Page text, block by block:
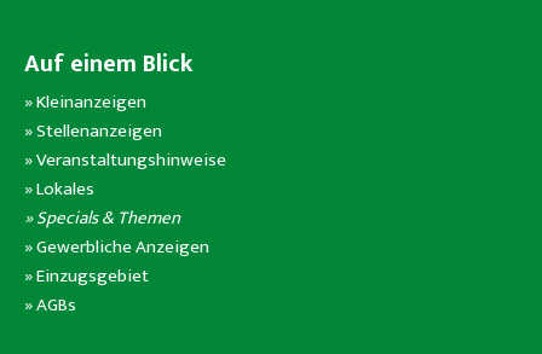
Auf einem Blick
»Kleinanzeigen
»Stellenanzeigen
»Veranstaltungshinweise
»Lokales
» Specials & Themen
»Gewerbliche Anzeigen
»Einzugsgebiet
»AGBs